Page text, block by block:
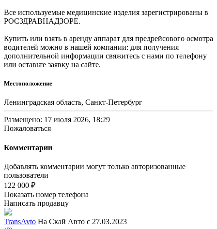
Все используемые медицинские изделия зарегистрированы в
РОСЗДРАВНАДЗОРЕ.
Купить или взять в аренду аппарат для предрейсового осмотра
водителей можно в нашей компании: для получения
дополнительной информации свяжитесь с нами по телефону
или оставьте заявку на сайте.
Местоположение
Ленинградская область, Санкт-Петербург
Размещено: 17 июля 2026, 18:29
Пожаловаться
Комментарии
Добавлять комментарии могут только авторизованные
пользователи
122 000 ₽
Показать номер телефона
Написать продавцу
TransAvto На Скай Авто с 27.03.2023